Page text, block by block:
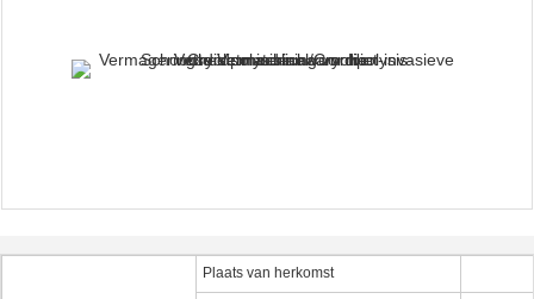
Plaats van herkomst